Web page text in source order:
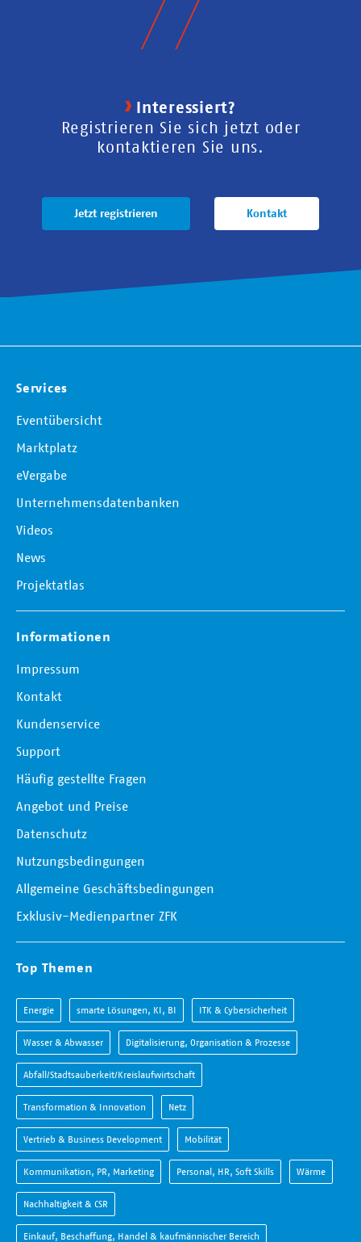
Interessiert?
Registrieren Sie sich jetzt oder
kontaktieren Sie uns.
Jetzt registrieren Kontakt
Services
Eventübersicht
Marktplatz
eVergabe
Unternehmensdatenbanken
Videos
News
Projektatlas
Informationen
Impressum
Kontakt
Kundenservice
Support
Häufig gestellte Fragen
Angebot und Preise
Datenschutz
Nutzungsbedingungen
Allgemeine Geschäftsbedingungen
Exklusiv-Medienpartner ZFK
Top Themen
Energie smarte Lösungen, KI, BI ITK & Cybersicherheit
Wasser & Abwasser Digitalisierung, Organisation & Prozesse
Abfall/Stadtsauberkeit/Kreislaufwirtschaft
Transformation & Innovation Netz
Vertrieb & Business Development Mobilität
Kommunikation, PR, Marketing Personal, HR, Soft Skills Wärme
Nachhaltigkeit & CSR
Einkauf, Beschaffung, Handel & kaufmännischer Bereich